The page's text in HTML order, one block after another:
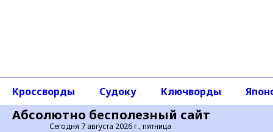
Абсолютно бесполезный сайт
Сегодня 7 августа 2026 г., пятница
Кроссворды Судоку Ключворды